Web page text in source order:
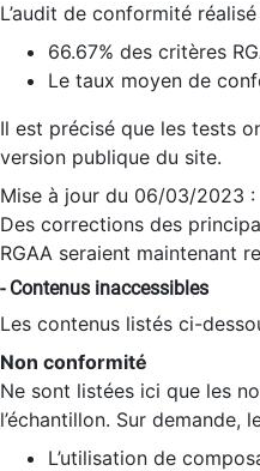
L’audit de conformité
66.67% des critères
Le taux moyen de
Il est précisé que les tests
version publique du site.
Mise à jour du 06/03/2023 :
Des corrections des
RGAA seraient maintenant
- Contenus inaccessibles
Les contenus listés ci-
Non conformité
Ne sont listées ici que les
l’échantillon. Sur
L’utilisation de